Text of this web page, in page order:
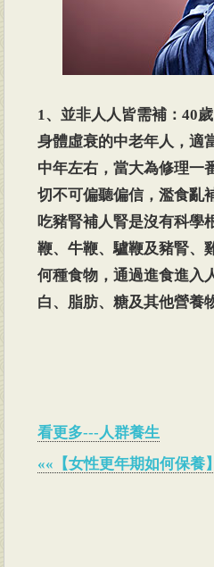
1、並非人人皆需補：40
身體虛衰的中老年人，適
中年左右，當大為修理一
切不可偏聽偏信，濫食亂
吃豬腎補人腎是沒有科學
鞭、牛鞭、驢鞭及豬腎、
何種食物，通過進食進入
白、脂肪、糖及其他營養
看更多---人群養生
««【女性更年期如何保養】